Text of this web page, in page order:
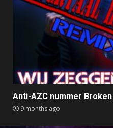
Anti-AZC nummer
9 months ago